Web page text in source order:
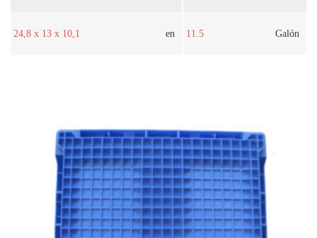
24,8 x 13 x 10,1 en 11.5 Galón